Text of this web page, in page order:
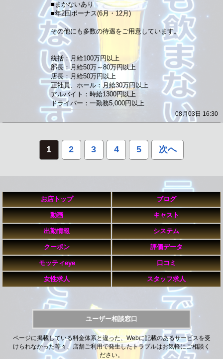
■まかないあり
■年2回ボーナス(6月・12月)
その他にも多数の待遇をご用意しています。
統括：月給100万円以上
部長：月給50万～80万円以上
店長：月給50万円以上
正社員、ホール：月給30万円以上
アルバイト：時給1300円以上
ドライバー：一勤務5,000円以上
08月03日 16:30
1 2 3 4 5 次へ
お店トップ ブログ
動画 キャスト
出勤情報 システム
クーポン 評価データ
モッティeye 口コミ
女性求人 スタッフ求人
ユーザー相談窓口
ページに掲載している料金体系と違った、Webに記載のあるサービスを受
けられなかった等々、店舗ご利用で発生したトラブルはお気軽にご相談く
ださい。